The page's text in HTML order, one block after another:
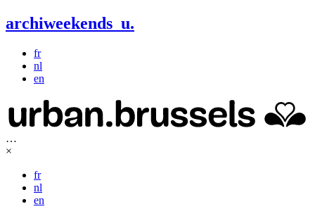
archiweekends u.
fr
nl
en
…
×
fr
nl
en